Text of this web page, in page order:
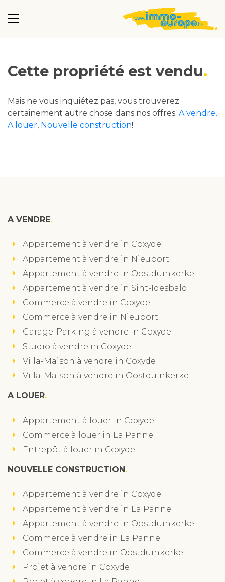
Cette propriété est vendu
Mais ne vous inquiétez pas, vous trouverez
certainement autre chose dans nos offres. A vendre,
A louer, Nouvelle construction!
A VENDRE
Appartement à vendre in Coxyde
Appartement à vendre in Nieuport
Appartement à vendre in Oostduinkerke
Appartement à vendre in Sint-Idesbald
Commerce à vendre in Coxyde
Commerce à vendre in Nieuport
Garage-Parking à vendre in Coxyde
Studio à vendre in Coxyde
Villa-Maison à vendre in Coxyde
Villa-Maison à vendre in Oostduinkerke
A LOUER
Appartement à louer in Coxyde
Commerce à louer in La Panne
Entrepôt à louer in Coxyde
NOUVELLE CONSTRUCTION
Appartement à vendre in Coxyde
Appartement à vendre in La Panne
Appartement à vendre in Oostduinkerke
Commerce à vendre in La Panne
Commerce à vendre in Oostduinkerke
Projet à vendre in Coxyde